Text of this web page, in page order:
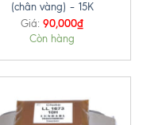
(chân vàng) – 15K
Giá: 90,000₫
Còn hàng